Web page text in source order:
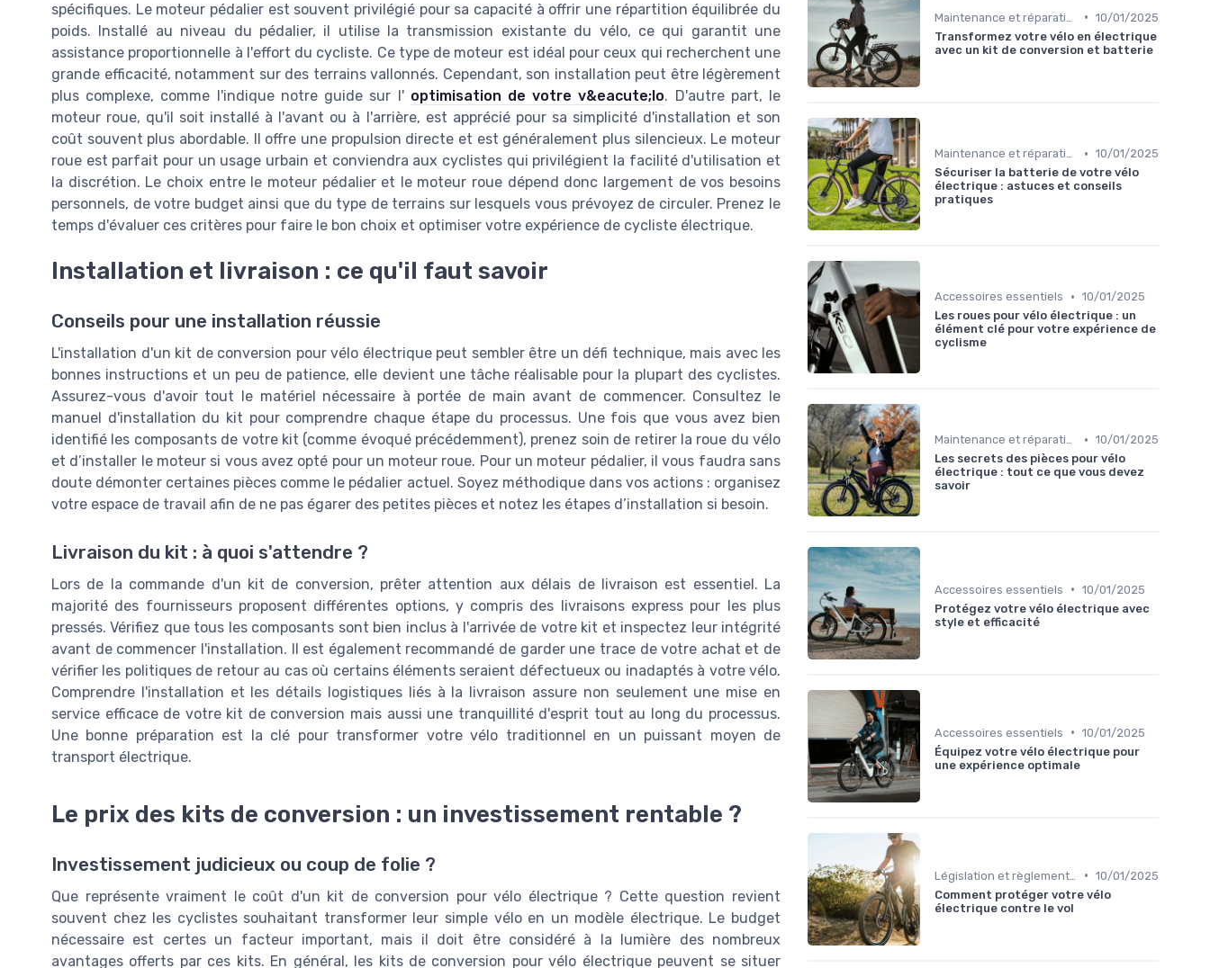
spécifiques. Le moteur pédalier est souvent privilégié pour sa capacité à offrir une répartition équilibrée du
poids. Installé au niveau du pédalier, il utilise la transmission existante du vélo, ce qui garantit une
assistance proportionnelle à l'effort du cycliste. Ce type de moteur est idéal pour ceux qui recherchent une
grande efficacité, notamment sur des terrains vallonnés. Cependant, son installation peut être légèrement
plus complexe, comme l'indique notre guide sur l' optimisation de votre v&eacute;lo. D'autre part, le
moteur roue, qu'il soit installé à l'avant ou à l'arrière, est apprécié pour sa simplicité d'installation et son
coût souvent plus abordable. Il offre une propulsion directe et est généralement plus silencieux. Le moteur
roue est parfait pour un usage urbain et conviendra aux cyclistes qui privilégient la facilité d'utilisation et
la discrétion. Le choix entre le moteur pédalier et le moteur roue dépend donc largement de vos besoins
personnels, de votre budget ainsi que du type de terrains sur lesquels vous prévoyez de circuler. Prenez le
temps d'évaluer ces critères pour faire le bon choix et optimiser votre expérience de cycliste électrique.
Installation et livraison : ce qu'il faut savoir
Conseils pour une installation réussie
L'installation d'un kit de conversion pour vélo électrique peut sembler être un défi technique, mais avec les
bonnes instructions et un peu de patience, elle devient une tâche réalisable pour la plupart des cyclistes.
Assurez-vous d'avoir tout le matériel nécessaire à portée de main avant de commencer. Consultez le
manuel d'installation du kit pour comprendre chaque étape du processus. Une fois que vous avez bien
identifié les composants de votre kit (comme évoqué précédemment), prenez soin de retirer la roue du vélo
et d’installer le moteur si vous avez opté pour un moteur roue. Pour un moteur pédalier, il vous faudra sans
doute démonter certaines pièces comme le pédalier actuel. Soyez méthodique dans vos actions : organisez
votre espace de travail afin de ne pas égarer des petites pièces et notez les étapes d’installation si besoin.
Livraison du kit : à quoi s'attendre ?
Lors de la commande d'un kit de conversion, prêter attention aux délais de livraison est essentiel. La
majorité des fournisseurs proposent différentes options, y compris des livraisons express pour les plus
pressés. Vérifiez que tous les composants sont bien inclus à l'arrivée de votre kit et inspectez leur intégrité
avant de commencer l'installation. Il est également recommandé de garder une trace de votre achat et de
vérifier les politiques de retour au cas où certains éléments seraient défectueux ou inadaptés à votre vélo.
Comprendre l'installation et les détails logistiques liés à la livraison assure non seulement une mise en
service efficace de votre kit de conversion mais aussi une tranquillité d'esprit tout au long du processus.
Une bonne préparation est la clé pour transformer votre vélo traditionnel en un puissant moyen de
transport électrique.
Le prix des kits de conversion : un investissement rentable ?
Investissement judicieux ou coup de folie ?
Que représente vraiment le coût d'un kit de conversion pour vélo électrique ? Cette question revient
souvent chez les cyclistes souhaitant transformer leur simple vélo en un modèle électrique. Le budget
nécessaire est certes un facteur important, mais il doit être considéré à la lumière des nombreux
avantages offerts par ces kits. En général, les kits de conversion pour vélo électrique peuvent se situer
• 10/01/2025
Transformez votre vélo en électrique
avec un kit de conversion et batterie
Maintenance et réparation • 10/01/2025
Sécuriser la batterie de votre vélo
électrique : astuces et conseils
pratiques
Accessoires essentiels • 10/01/2025
Les roues pour vélo électrique : un
élément clé pour votre expérience de
cyclisme
Maintenance et réparation • 10/01/2025
Les secrets des pièces pour vélo
électrique : tout ce que vous devez
savoir
Accessoires essentiels • 10/01/2025
Protégez votre vélo électrique avec
style et efficacité
Accessoires essentiels • 10/01/2025
Équipez votre vélo électrique pour
une expérience optimale
• 10/01/2025
Comment protéger votre vélo
électrique contre le vol